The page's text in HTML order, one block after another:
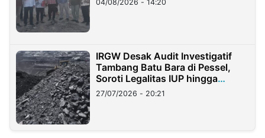
04/08/2026 - 14:20
IRGW Desak Audit Investigatif
Tambang Batu Bara di Pessel,
Soroti Legalitas IUP hingga
Stockpile
27/07/2026 - 20:21